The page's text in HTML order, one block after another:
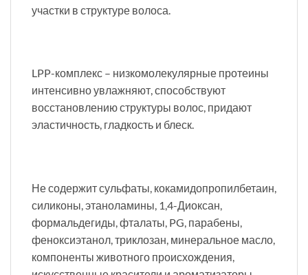
участки в структуре волоса.
LPP-комплекс – низкомолекулярные протеины
интенсивно увлажняют, способствуют
восстановлению структуры волос, придают
эластичность, гладкость и блеск.
Не содержит сульфаты, кокамидопропилбетаин,
силиконы, этаноламины, 1,4-Диоксан,
формальдегиды, фталаты, PG, парабены,
феноксиэтанол, триклозан, минеральное масло,
компоненты животного происхождения,